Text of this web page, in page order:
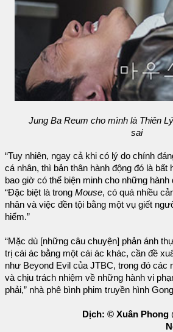
Jung Ba Reum cho mình là Thiên
sai
“Tuy nhiên, ngay cả khi có lý do chính
cá nhân, thì bản thân hành động đó là
bao giờ có thể biện minh cho những hành
“Đặc biệt là trong Mouse, có quá nhiều
nhân và việc đền tội bằng một vụ giết
hiểm.”
“Mặc dù [những câu chuyện] phản ánh
trị cái ác bằng một cái ác khác, cần đề
như Beyond Evil của JTBC, trong đó các
và chịu trách nhiệm về những hành vi
phải,” nhà phê bình phim truyền hình
Dịch: © Xuân Phong